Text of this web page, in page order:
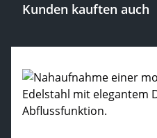
Kunden kauften auch